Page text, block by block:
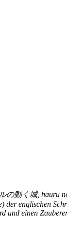
の動く城, hauru
der englischen
und einen